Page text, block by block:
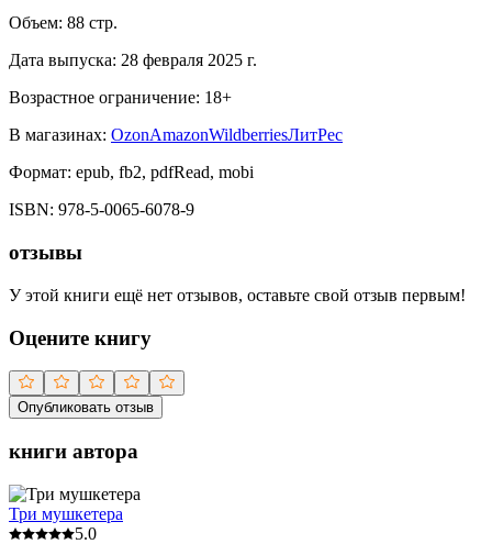
Объем: 88 стр.
Дата выпуска: 28 февраля 2025 г.
Возрастное ограничение: 18+
В магазинах: OzonAmazonWildberriesЛитРес
Формат: epub, fb2, pdfRead, mobi
ISBN: 978-5-0065-6078-9
отзывы
У этой книги ещё нет отзывов, оставьте свой отзыв первым!
Оцените книгу
Опубликовать отзыв
книги автора
Три мушкетера
5.0